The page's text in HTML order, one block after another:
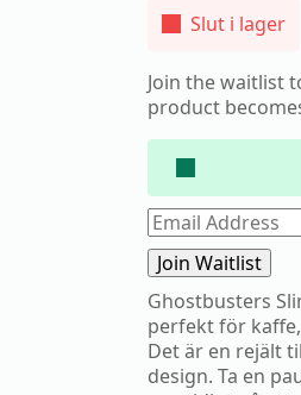
Slut i lager
Join the waitlist
product
Enter
your
email
address
to
join
the
waitlist
for
this
Join Waitlist
Ghostbusters
perfekt för
Det är en rejält
design. Ta en